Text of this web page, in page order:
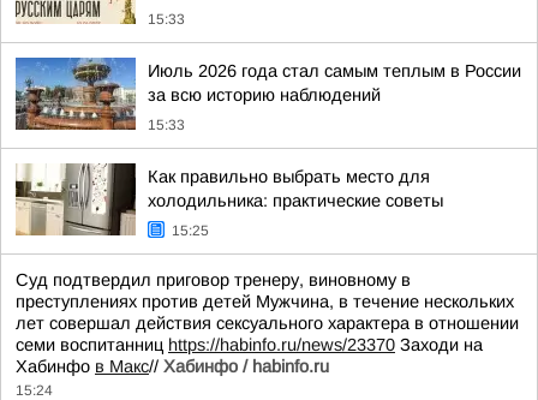
15:33
Июль 2026 года стал самым теплым в России
за всю историю наблюдений
15:33
Как правильно выбрать место для
холодильника: практические советы
15:25
Суд подтвердил приговор тренеру, виновному в
преступлениях против детей Мужчина, в течение нескольких
лет совершал действия сексуального характера в отношении
семи воспитанниц https://habinfo.ru/news/23370 Заходи на
Хабинфо в Макс// Хабинфо / habinfo.ru
15:24